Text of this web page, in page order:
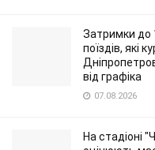
Затримки до
поїздів, які
від графіка
07.08.2026
На стадіоні